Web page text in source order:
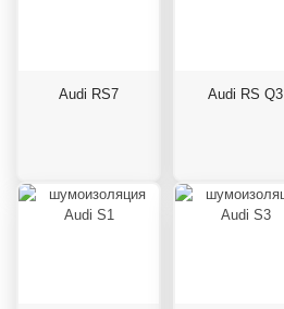
Audi RS7 Audi RS Q3